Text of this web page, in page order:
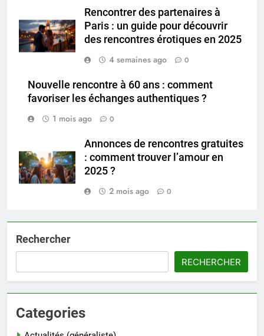
Rencontrer des partenaires à
Paris : un guide pour découvrir
des rencontres érotiques en 2025
4 semaines ago
0
Nouvelle rencontre à 60 ans : comment
favoriser les échanges authentiques ?
1 mois ago
0
Annonces de rencontres gratuites
: comment trouver l’amour en
2025 ?
2 mois ago
0
Rechercher
RECHERCHER
Categories